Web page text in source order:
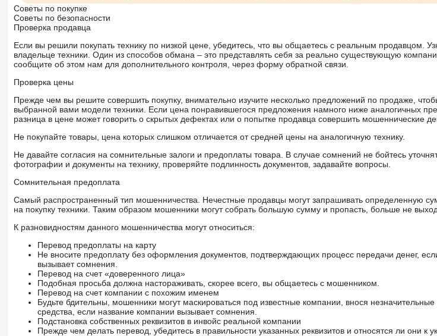
Советы по покупке
Советы по безопасности
Проверка продавца
Если вы решили покупать технику по низкой цене, убедитесь, что вы общаетесь с реальным продавцом.
владельце техники. Один из способов обмана – это представлять себя за реально существующую
сообщите об этом нам для дополнительного контроля, через форму обратной связи.
Проверка цены
Прежде чем вы решите совершить покупку, внимательно изучите несколько предложений по продаже,
выбранной вами модели техники. Если цена понравившегося предложения намного ниже аналогичных
разница в цене может говорить о скрытых дефектах или о попытке продавца совершить мошеннические
Не покупайте товары, цена которых слишком отличается от средней цены на аналогичную технику.
Не давайте согласия на сомнительные залоги и предоплаты товара. В случае сомнений не бойтесь
фотографии и документы на технику, проверяйте подлинность документов, задавайте вопросы.
Сомнительная предоплата
Самый распространенный тип мошенничества. Нечестные продавцы могут запрашивать определенную
на покупку техники. Таким образом мошенники могут собрать большую сумму и пропасть, больше не
К разновидностям данного мошенничества могут относиться:
Перевод предоплаты на карту
Не вносите предоплату без оформления документов, подтверждающих процесс передачи денег,
вызывает сомнения.
Перевод на счет «доверенного лица»
Подобная просьба должна настораживать, скорее всего, вы общаетесь с мошенником.
Перевод на счет компании с похожим именем
Будьте бдительны, мошенники могут маскироваться под известные компании, внося
средства, если название компании вызывает сомнения.
Подстановка собственных реквизитов в инвойс реальной компании
Прежде чем делать перевод, убедитесь в правильности указанных реквизитов и относятся ли они к